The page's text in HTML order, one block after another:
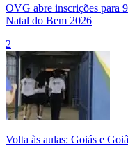
OVG abre inscrições para
Natal do Bem 2026
2
Volta às aulas: Goiás e